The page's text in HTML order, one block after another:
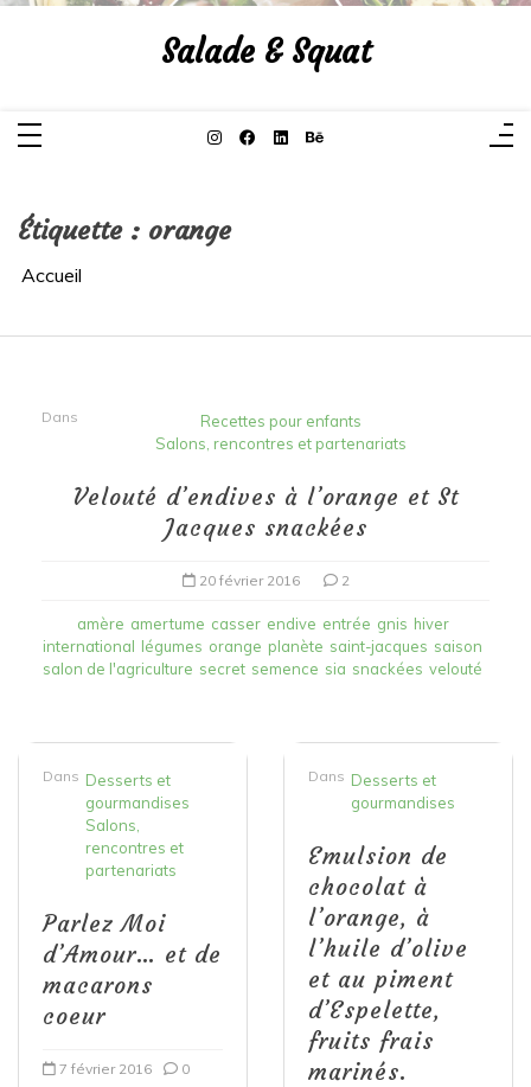
Aller
Salade & Squat
Étiquette : orange
Accueil
Dans
Recettes pour enfants
Salons, rencontres et partenariats
Velouté d’endives à l’orange et St
Jacques snackées
20 février 2016 2
amère amertume casser endive entrée gnis hiver
international légumes orange planète saint-jacques saison
salon de l'agriculture secret semence sia snackées velouté
Dans Desserts et
gourmandises
Salons,
rencontres et
partenariats
Parlez Moi
d’Amour… et de
macarons
coeur
7 février 2016 0
Dans Desserts et
gourmandises
Emulsion de
chocolat à
l’orange, à
l’huile d’olive
et au piment
d’Espelette,
fruits frais
marinés.